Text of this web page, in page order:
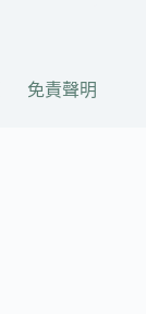
免責聲明